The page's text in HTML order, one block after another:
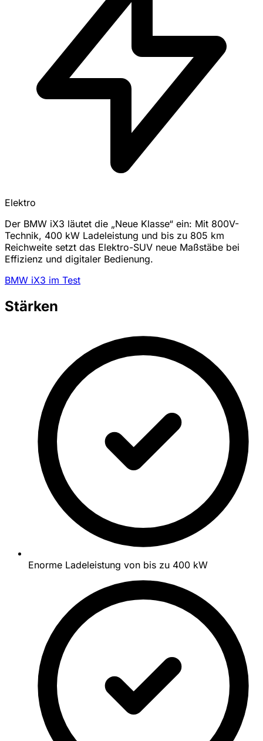
Elektro
Der BMW iX3 läutet die „Neue Klasse“ ein: Mit 800V-
Technik, 400 kW Ladeleistung und bis zu 805 km
Reichweite setzt das Elektro-SUV neue Maßstäbe bei
Effizienz und digitaler Bedienung.
BMW iX3 im Test
Stärken
Enorme Ladeleistung von bis zu 400 kW